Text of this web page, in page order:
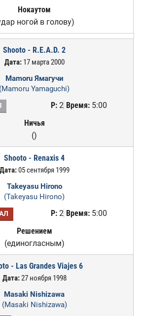
Нокаутом
ногой в голову)
Shooto - R.E.A.D. 2
Дата:17 марта 2000
Mamoru Ямагучи
(Mamoru Yamaguchi)
Р:2 Время:5:00
Ничья
()
Shooto - Renaxis 4
Дата:05 сентября 1999
Takeyasu Hirono
(Takeyasu Hirono)
Р:2 Время:5:00
Решением
(единогласным)
- Las Grandes Viajes 6
Дата:27 ноября 1998
Masaki Nishizawa
(Masaki Nishizawa)